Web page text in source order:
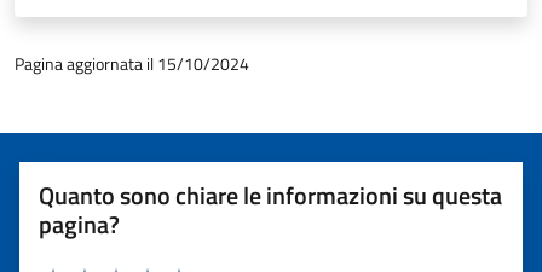
Pagina aggiornata il 15/10/2024
Quanto sono chiare le informazioni su questa
pagina?